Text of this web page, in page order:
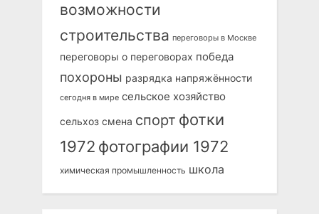
возможности
строительства переговоры в Москве
переговоры о переговорах победа
похороны разрядка напряжённости
сегодня в мире сельское хозяйство
сельхоз смена спорт фотки
1972 фотографии 1972
химическая промышленность школа